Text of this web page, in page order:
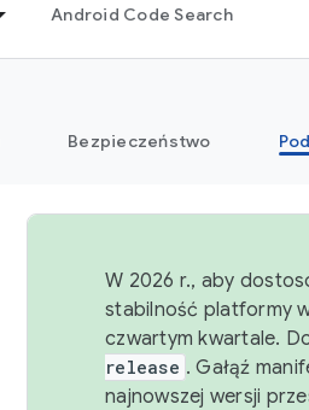
Android Code Search
Bezpieczeństwo
W 2026 r., aby
stabilność platformy
czwartym kwartale.
release . Gałąź
najnowszej wersji